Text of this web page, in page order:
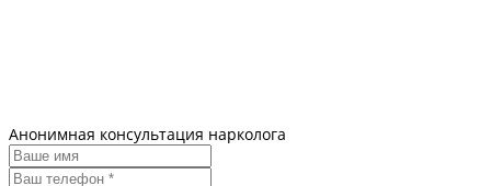
Анонимная консультация нарколога